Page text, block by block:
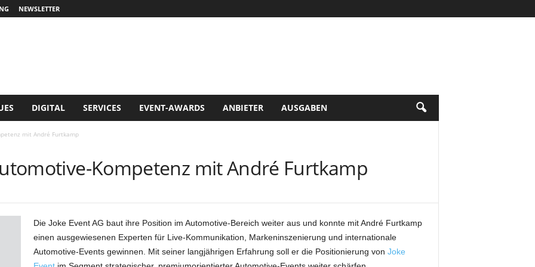
NEWSLETTER
DIGITAL SERVICES EVENT-AWARDS ANBIETER AUSGABEN
mit André Furtkamp
Kompetenz mit André Furtkamp
Die Joke Event AG baut ihre Position im Automotive-Bereich weiter aus und konnte mit André Furtkamp
einen ausgewiesenen Experten für Live-Kommunikation, Markeninszenierung und internationale
Automotive-Events gewinnen. Mit seiner langjährigen Erfahrung soll er die Positionierung von Joke